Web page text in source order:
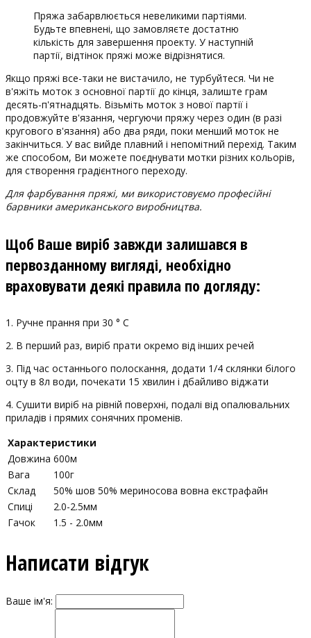
Пряжа забарвлюється невеликими партіями.
Будьте впевнені, що замовляєте достатню
кількість для завершення проекту. У наступній
партії, відтінок пряжі може відрізнятися.
Якщо пряжі все-таки не вистачило, не турбуйтеся. Чи не
в'яжіть моток з основної партії до кінця, залиште грам
десять-п'ятнадцять. Візьміть моток з нової партії і
продовжуйте в'язання, чергуючи пряжу через один (в разі
кругового в'язання) або два ряди, поки менший моток не
закінчиться. У вас вийде плавний і непомітний перехід. Таким
же способом, Ви можете поєднувати мотки різних кольорів,
для створення градієнтного переходу.
Для фарбування пряжі, ми використовуємо професійні
барвники американського виробництва.
Щоб Ваше виріб завжди залишався в
первозданному вигляді, необхідно
враховувати деякі правила по догляду:
1. Ручне прання при 30 ° С
2. В перший раз, виріб прати окремо від інших речей
3. Під час останнього полоскання, додати 1/4 склянки білого
оцту в 8л води, почекати 15 хвилин і дбайливо віджати
4. Сушити виріб на рівній поверхні, подалі від опалювальних
приладів і прямих сонячних променів.
Характеристики
Довжина 600м
Вага
100г
Склад
50% шов 50% мериносова вовна екстрафайн
Спиці
2.0-2.5мм
Гачок
1.5 - 2.0мм
Написати відгук
Ваше ім'я: